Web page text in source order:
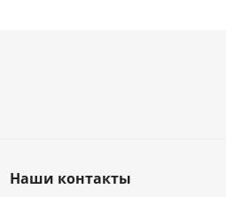
Наши контакты